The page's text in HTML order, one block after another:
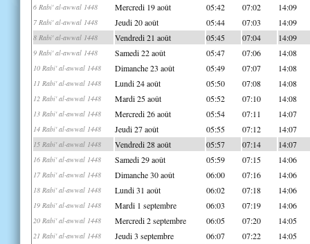
6 Rabi' al-awwal 1448 Mercredi 19 août 05:42 07:02 14:09
7 Rabi' al-awwal 1448 Jeudi 20 août 05:44 07:03 14:09
8 Rabi' al-awwal 1448 Vendredi 21 août 05:45 07:04 14:09
9 Rabi' al-awwal 1448 Samedi 22 août 05:47 07:06 14:08
10 Rabi' al-awwal 1448 Dimanche 23 août 05:49 07:07 14:08
11 Rabi' al-awwal 1448 Lundi 24 août 05:50 07:08 14:08
12 Rabi' al-awwal 1448 Mardi 25 août 05:52 07:10 14:08
13 Rabi' al-awwal 1448 Mercredi 26 août 05:54 07:11 14:07
14 Rabi' al-awwal 1448 Jeudi 27 août 05:55 07:12 14:07
15 Rabi' al-awwal 1448 Vendredi 28 août 05:57 07:14 14:07
16 Rabi' al-awwal 1448 Samedi 29 août 05:59 07:15 14:06
17 Rabi' al-awwal 1448 Dimanche 30 août 06:00 07:16 14:06
18 Rabi' al-awwal 1448 Lundi 31 août 06:02 07:18 14:06
19 Rabi' al-awwal 1448 Mardi 1 septembre 06:03 07:19 14:06
20 Rabi' al-awwal 1448 Mercredi 2 septembre 06:05 07:20 14:05
21 Rabi' al-awwal 1448 Jeudi 3 septembre 06:07 07:22 14:05